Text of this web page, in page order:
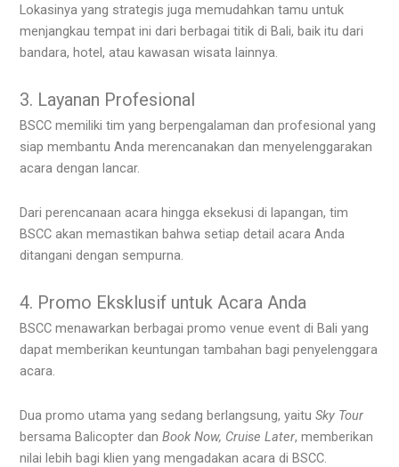
Lokasinya yang strategis juga memudahkan tamu untuk
menjangkau tempat ini dari berbagai titik di Bali, baik itu dari
bandara, hotel, atau kawasan wisata lainnya.
3. Layanan Profesional
BSCC memiliki tim yang berpengalaman dan profesional yang
siap membantu Anda merencanakan dan menyelenggarakan
acara dengan lancar.
Dari perencanaan acara hingga eksekusi di lapangan, tim
BSCC akan memastikan bahwa setiap detail acara Anda
ditangani dengan sempurna.
4. Promo Eksklusif untuk Acara Anda
BSCC menawarkan berbagai promo venue event di Bali yang
dapat memberikan keuntungan tambahan bagi penyelenggara
acara.
Dua promo utama yang sedang berlangsung, yaituSky Tour
bersama Balicopter danBook Now, Cruise Later, memberikan
nilai lebih bagi klien yang mengadakan acara di BSCC.